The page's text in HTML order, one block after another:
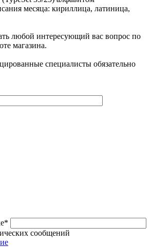
месяца: кириллица, латиница,
любой интересующий вас вопрос по
магазина.
специалисты обязательно
*